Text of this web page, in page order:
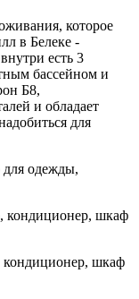
которое
в Белеке -
есть 3
бассейном и
Б8,
и обладает
для
для одежды,
кондиционер, шкаф
кондиционер, шкаф